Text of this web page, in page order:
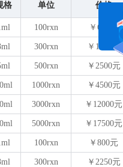
格 单位 价格
100rxn ￥600元
300rxn ￥1650元
500rxn ￥2500元
1000rxn ￥4500元
3000rxn ￥12000元
5000rxn ￥17500元
100rxn ￥800元
300rxn ￥2250元